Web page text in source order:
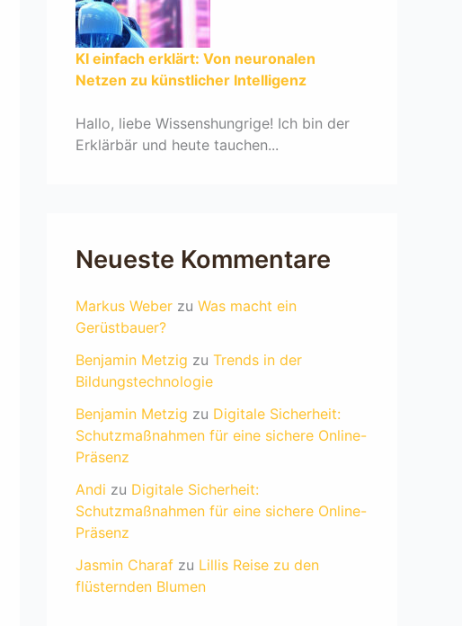
KI einfach erklärt: Von neuronalen
Netzen zu künstlicher Intelligenz
Hallo, liebe Wissenshungrige! Ich bin der
Erklärbär und heute tauchen...
Neueste Kommentare
Markus Weber zu Was macht ein
Gerüstbauer?
Benjamin Metzig zu Trends in der
Bildungstechnologie
Benjamin Metzig zu Digitale Sicherheit:
Schutzmaßnahmen für eine sichere Online-
Präsenz
Andi zu Digitale Sicherheit:
Schutzmaßnahmen für eine sichere Online-
Präsenz
Jasmin Charaf zu Lillis Reise zu den
flüsternden Blumen